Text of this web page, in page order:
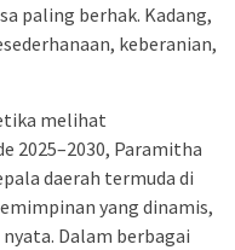
paling berhak. Kadang,
keberanian,
melihat
2025–2030, Paramitha
daerah termuda di
yang dinamis,
Dalam berbagai